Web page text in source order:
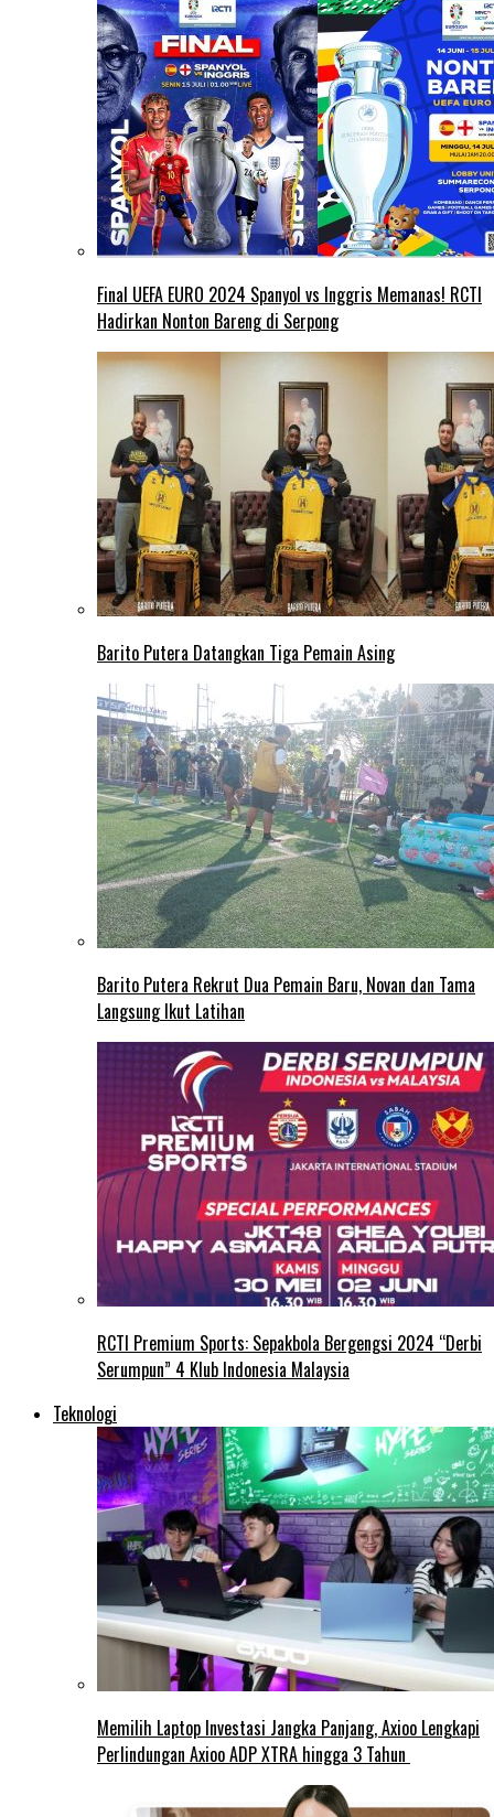
Final UEFA EURO 2024 Spanyol vs Inggris Memanas! RCTI
Hadirkan Nonton Bareng di Serpong
Barito Putera Datangkan Tiga Pemain Asing
Barito Putera Rekrut Dua Pemain Baru, Novan dan Tama
Langsung Ikut Latihan
RCTI Premium Sports: Sepakbola Bergengsi 2024 “Derbi
Serumpun” 4 Klub Indonesia Malaysia
Teknologi
Memilih Laptop Investasi Jangka Panjang, Axioo Lengkapi
Perlindungan Axioo ADP XTRA hingga 3 Tahun